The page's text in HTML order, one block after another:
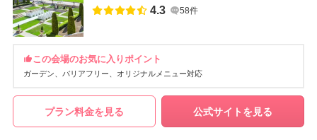
4.3 58件
この会場のお気に入りポイント
ガーデン バリアフリー オリジナルメニュー対応
プラン料金を見る 公式サイトを見る